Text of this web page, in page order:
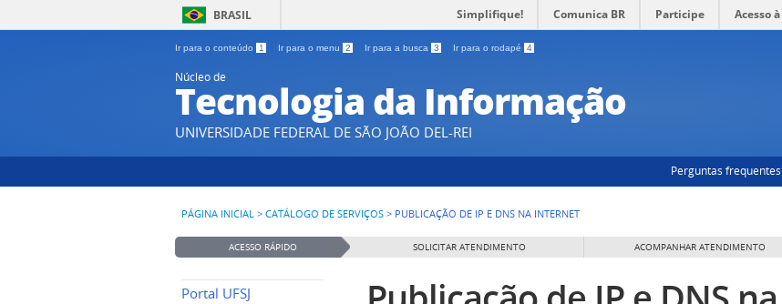
BRASIL Simplifique! Comunica BR Participe Acesso
Ir para o conteúdo 1 Ir para o menu 2 Ir para a busca 3 Ir para o rodapé 4
Núcleo de
Tecnologia da Informação
UNIVERSIDADE FEDERAL DE SÃO JOÃO DEL-REI
Perguntas frequentes
PÁGINA INICIAL > CATÁLOGO DE SERVIÇOS > PUBLICAÇÃO DE IP E DNS NA INTERNET
ACESSO RÁPIDO SOLICITAR ATENDIMENTO ACOMPANHAR ATENDIMENTO
Portal UFSJ